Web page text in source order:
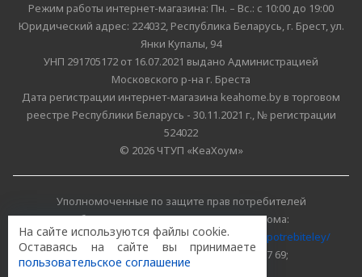
Режим работы интернет-магазина: Пн. – Вс.: с 10:00 до 19:00
Юридический адрес: 224032, Республика Беларусь, г. Брест, ул.
Янки Купалы, 94
УНП 291705172 от 16.07.2021 выдано Администрацией
Московского р-на г. Бреста
Дата регистрации интернет-магазина keahome.by в торговом
реестре Республики Беларусь - 30.11.2021 г., № регистрации
524022
© 2026 ЧТУП «КеаХоум»
Уполномоченные по защите прав потребителей
облисполкомов, Минского горисполкома:
https://www.mart.gov.by/activity/zashchita-prav-potrebiteley/
БРЕСТСКАЯ ОБЛАСТЬ тел. (80162) 26 97 69;
На сайте используются файлы cookie.
Оставаясь на сайте вы принимаете
пользовательское соглашение